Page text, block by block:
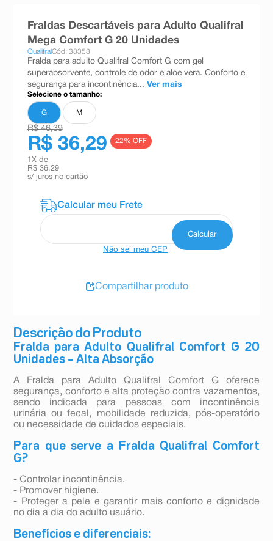
Descrição do Produto
Fralda para Adulto Qualifral Comfort G 20
Unidades – Alta Absorção
A Fralda para Adulto Qualifral Comfort G oferece
segurança, conforto e alta proteção contra vazamentos,
sendo indicada para pessoas com incontinência
urinária ou fecal, mobilidade reduzida, pós-operatório
ou necessidade de cuidados especiais.
Para que serve a Fralda Qualifral Comfort
G?
- Controlar incontinência.
- Promover higiene.
- Proteger a pele e garantir mais conforto e dignidade
no dia a dia do adulto usuário.
Benefícios e diferenciais:
Fraldas Descartáveis para Adulto Qualifral
Mega Comfort G 20 Unidades
QualifralCód: 33353
Fralda para adulto Qualifral Comfort G com gel
superabsorvente, controle de odor e aloe vera. Conforto e
segurança para incontinência... Ver mais
Selecione o tamanho:
G M
R$ 46,39
R$ 36,29 22% OFF
1 X de
R$ 36,29
s/ juros no cartão
Não sei meu CEP
Compartilhar produto
absorvente
10ºshampoo